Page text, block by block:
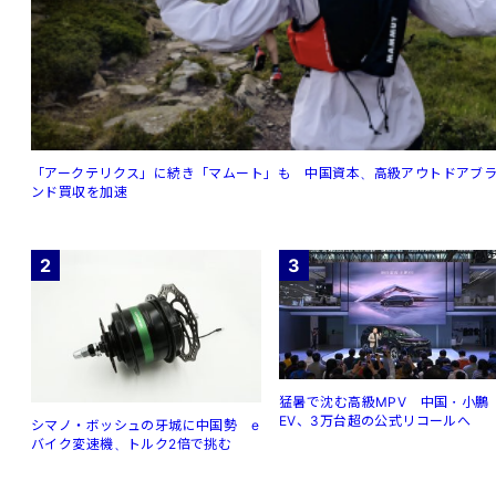
「アークテリクス」に続き「マムート」も 中国資本、高級アウトドアブ
ンド買収を加速
2
シマノ・ボッシュの牙城に中国勢 e
バイク変速機、トルク2倍で挑む
3
猛暑で沈む高級MPV 中国・小鵬
EV、3万台超の公式リコールへ